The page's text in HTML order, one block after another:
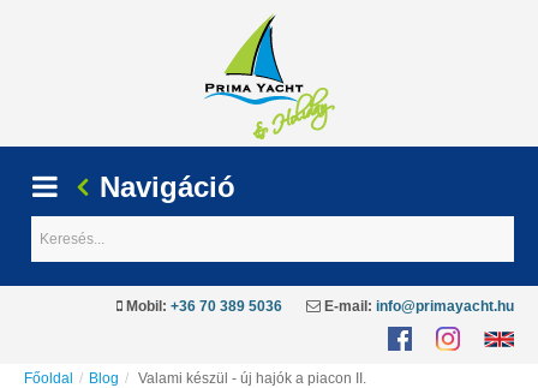
Mobil: +36 70 389 5036 E-mail: info@primayacht.hu
Navigáció
Keresés...
Főoldal / Blog / Valami készül - új hajók a piacon II.